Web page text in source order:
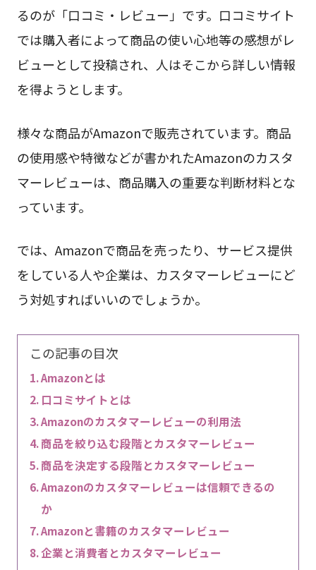
るのが「口コミ・レビュー」です。口コミサイト
では購入者によって商品の使い心地等の感想がレ
ビューとして投稿され、人はそこから詳しい情報
を得ようとします。
様々な商品がAmazonで販売されています。商品
の使用感や特徴などが書かれたAmazonのカスタ
マーレビューは、商品購入の重要な判断材料とな
っています。
では、Amazonで商品を売ったり、サービス提供
をしている人や企業は、カスタマーレビューにど
う対処すればいいのでしょうか。
この記事の目次
Amazonとは
口コミサイトとは
Amazonのカスタマーレビューの利用法
商品を絞り込む段階とカスタマーレビュー
商品を決定する段階とカスタマーレビュー
Amazonのカスタマーレビューは信頼できるの
か
Amazonと書籍のカスタマーレビュー
企業と消費者とカスタマーレビュー